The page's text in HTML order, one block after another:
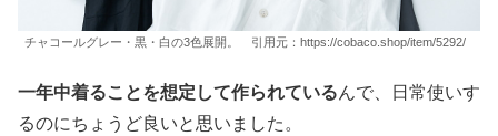
チャコールグレー・黒・白の3色展開。 引用元：https://cobaco.shop/item/5292/
一年中着ることを想定して作られているんで、日常使いす
るのにちょうど良いと思いました。